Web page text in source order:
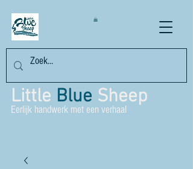
Little Blue Sheep
Eerlijk handwerk met een verhaal